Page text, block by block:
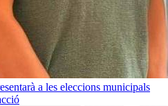
a les eleccions municipals